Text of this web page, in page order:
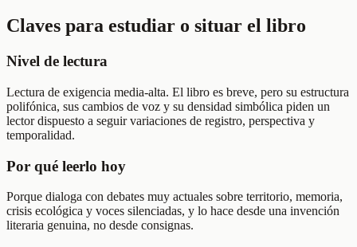
Claves para estudiar o situar el libro
Nivel de lectura
Lectura de exigencia media-alta. El libro es breve, pero su estructura
polifónica, sus cambios de voz y su densidad simbólica piden un
lector dispuesto a seguir variaciones de registro, perspectiva y
temporalidad.
Por qué leerlo hoy
Porque dialoga con debates muy actuales sobre territorio, memoria,
crisis ecológica y voces silenciadas, y lo hace desde una invención
literaria genuina, no desde consignas.